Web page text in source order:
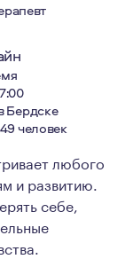
Бердске
человек
любого
и развитию.
себе,